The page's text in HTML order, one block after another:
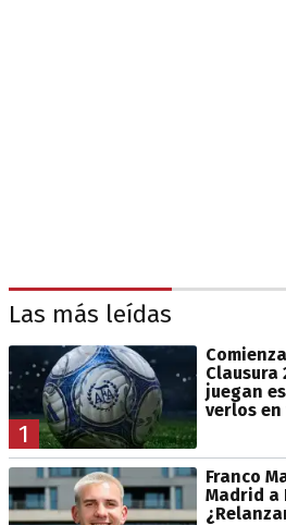
Las más leídas
1
Clausura
juegan
verlos en
Franco
Madrid a